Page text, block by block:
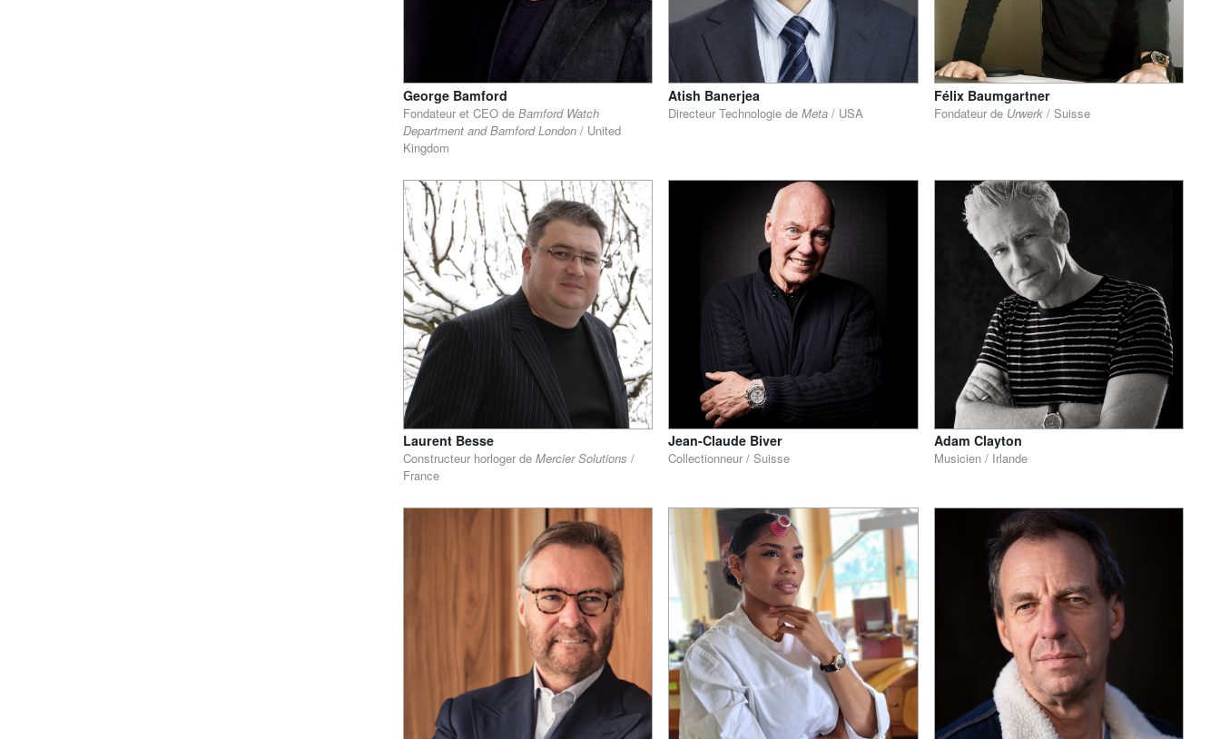
​George Bamford
Fondateur et CEO de Bamford Watch
Department and Bamford London / United
Kingdom
Atish Banerjea
Directeur Technologie deMeta / USA
Félix Baumgartner
Fondateur de Urwerk/ Suisse
Laurent Besse
Constructeur horloger de Mercier Solutions /
France
Jean-Claude Biver
Collectionneur / Suisse
Adam Clayton
Musicien / Irlande